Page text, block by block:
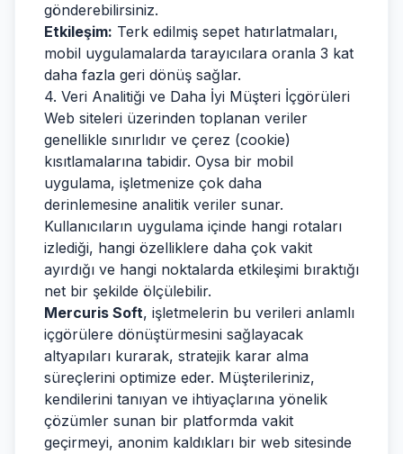
gönderebilirsiniz.
Etkileşim: Terk edilmiş sepet hatırlatmaları,
mobil uygulamalarda tarayıcılara oranla 3 kat
daha fazla geri dönüş sağlar.
4. Veri Analitiği ve Daha İyi Müşteri İçgörüleri
Web siteleri üzerinden toplanan veriler
genellikle sınırlıdır ve çerez (cookie)
kısıtlamalarına tabidir. Oysa bir mobil
uygulama, işletmenize çok daha
derinlemesine analitik veriler sunar.
Kullanıcıların uygulama içinde hangi rotaları
izlediği, hangi özelliklere daha çok vakit
ayırdığı ve hangi noktalarda etkileşimi bıraktığı
net bir şekilde ölçülebilir.
Mercuris Soft, işletmelerin bu verileri anlamlı
içgörülere dönüştürmesini sağlayacak
altyapıları kurarak, stratejik karar alma
süreçlerini optimize eder. Müşterileriniz,
kendilerini tanıyan ve ihtiyaçlarına yönelik
çözümler sunan bir platformda vakit
geçirmeyi, anonim kaldıkları bir web sitesinde